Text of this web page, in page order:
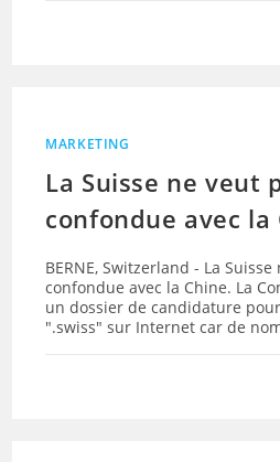
MARKETING
La Suisse ne veut
confondue avec la
BERNE, Switzerland - La
confondue avec la Chine. La
un dossier de candidature
".swiss" sur Internet car de